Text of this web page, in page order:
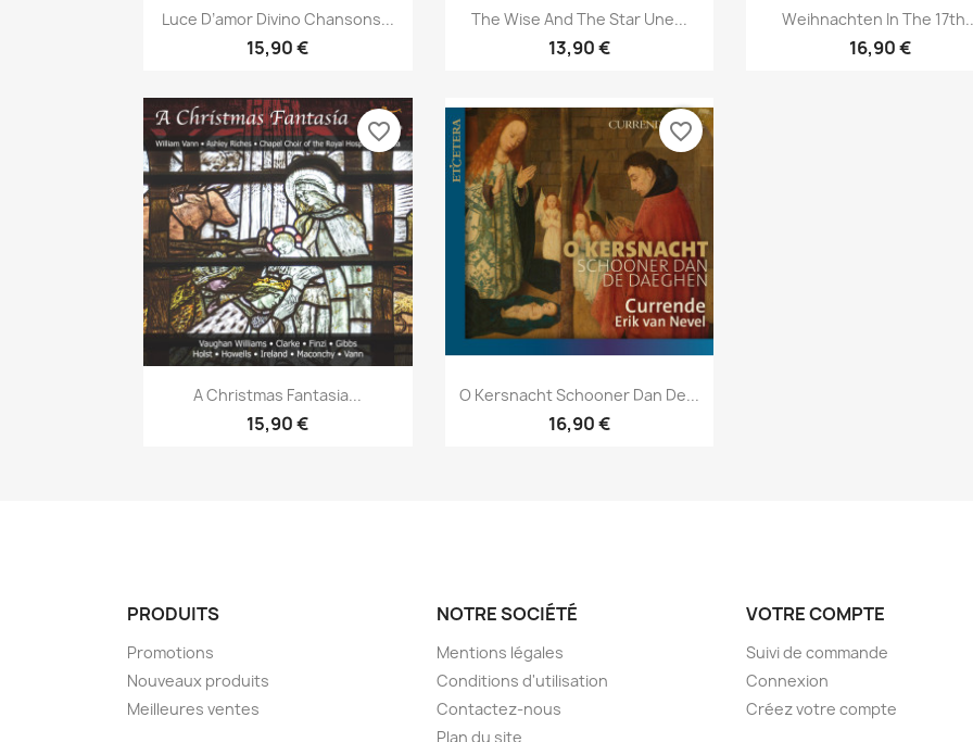
Aperçu rapide
Luce D’amor Divino Chansons...
15,90 €
Aperçu rapide
The Wise And The Star Une...
13,90 €
Aperçu rapide
Weihnachten In The
16,90 €
Aperçu rapide
A Christmas Fantasia...
15,90 €
favorite_border
Aperçu rapide
O Kersnacht Schooner Dan De...
16,90 €
favorite_border
PRODUITS
Promotions
Nouveaux produits
Meilleures ventes
NOTRE SOCIÉTÉ
Mentions légales
Conditions d'utilisation
Contactez-nous
Plan du site
VOTRE COMPTE
Suivi de commande
Connexion
Créez votre compte